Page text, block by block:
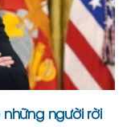
người rời